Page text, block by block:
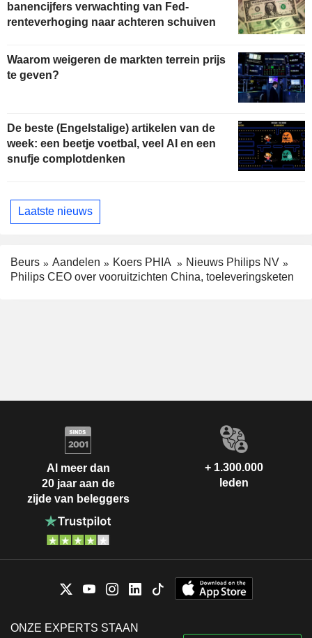
banencijfers verwachting van Fed-
renteverhoging naar achteren schuiven
Waarom weigeren de markten terrein prijs
te geven?
De beste (Engelstalige) artikelen van de
week: een beetje voetbal, veel AI en een
snufje complotdenken
Laatste nieuws
Beurs Aandelen Koers PHIA
Nieuws Philips NV
Philips CEO over vooruitzichten China, toeleveringsketen
Al meer dan
20 jaar aan de
zijde van beleggers
+ 1.300.000
leden
ONZE EXPERTS STAAN